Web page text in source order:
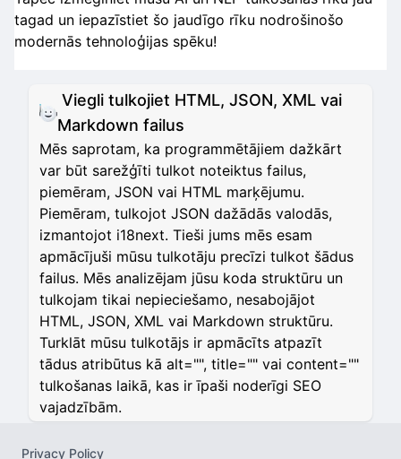
tagad un iepazīstiet šo jaudīgo rīku nodrošinošo
modernās tehnoloģijas spēku!
Viegli tulkojiet HTML, JSON, XML vai
Markdown failus
Mēs saprotam, ka programmētājiem dažkārt
var būt sarežģīti tulkot noteiktus failus,
piemēram, JSON vai HTML marķējumu.
Piemēram, tulkojot JSON dažādās valodās,
izmantojot i18next. Tieši jums mēs esam
apmācījuši mūsu tulkotāju precīzi tulkot šādus
failus. Mēs analizējam jūsu koda struktūru un
tulkojam tikai nepieciešamo, nesabojājot
HTML, JSON, XML vai Markdown struktūru.
Turklāt mūsu tulkotājs ir apmācīts atpazīt
tādus atribūtus kā alt="", title="" vai content=""
tulkošanas laikā, kas ir īpaši noderīgi SEO
vajadzībām.
Privacy Policy